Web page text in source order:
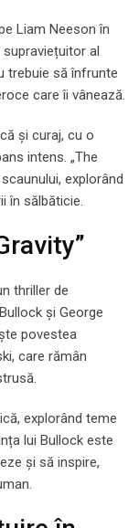
Liam Neeson în
al
trebuie să înfrunte
care îi vânează.
și curaj, cu o
intens. „The
explorând
în sălbăticie.
thriller de
și George
povestea
care rămân
explorând teme
lui Bullock este
și să inspire,